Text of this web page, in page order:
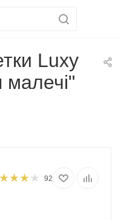
Luxy
92